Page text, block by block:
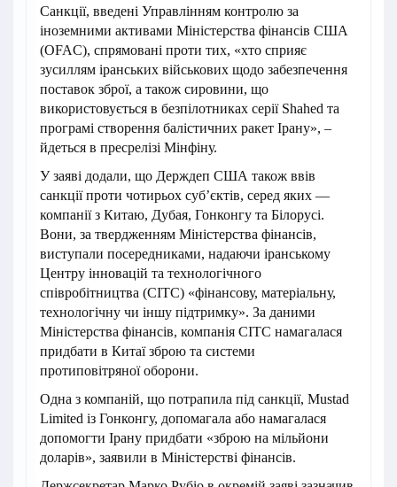
Санкції, введені Управлінням контролю за
іноземними активами Міністерства фінансів США
(OFAC), спрямовані проти тих, «хто сприяє
зусиллям іранських військових щодо забезпечення
поставок зброї, а також сировини, що
використовується в безпілотниках серії Shahed та
програмі створення балістичних ракет Ірану», –
йдеться в пресрелізі Мінфіну.
У заяві додали, що Держдеп США також ввів
санкції проти чотирьох суб’єктів, серед яких —
компанії з Китаю, Дубая, Гонконгу та Білорусі.
Вони, за твердженням Міністерства фінансів,
виступали посередниками, надаючи іранському
Центру інновацій та технологічного
співробітництва (CITC) «фінансову, матеріальну,
технологічну чи іншу підтримку». За даними
Міністерства фінансів, компанія CITC намагалася
придбати в Китаї зброю та системи
протиповітряної оборони.
Одна з компаній, що потрапила під санкції, Mustad
Limited із Гонконгу, допомагала або намагалася
допомогти Ірану придбати «зброю на мільйони
доларів», заявили в Міністерстві фінансів.